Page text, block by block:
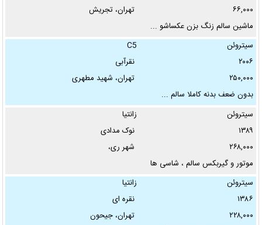
۶۶,۰۰۰
تهران، تجریش
ماشین سالم زنگ بزن عکساشو ...
سیتروئن
C5
۲۰۰۶
نقرآبی
۲۵۰,۰۰۰
تهران، شهید مطهری
بدون ضعف بدنه کاملا سالم ...
سیتروئن
زانتیا
۱۳۸۹
نوک مدادی
۲۶۸,۰۰۰
شهر ری،
موتور و گیربکس سالم ، شاسی ها
...
سیتروئن
زانتیا
۱۳۸۶
نقره ای
۲۲۸,۰۰۰
تهران، جیحون